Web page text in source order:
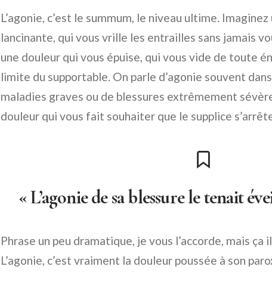
L’agonie, c’est le summum, le niveau ultime.
lancinante, qui vous vrille les entrailles sans jamais
une douleur qui vous épuise, qui vous vide de toute
limite du supportable. On parle d’agonie souvent
maladies graves ou de blessures extrêmement
douleur qui vous fait souhaiter que le supplice
« L’agonie de sa blessure le tenait
Phrase un peu dramatique, je vous l’accorde, mais ça
L’agonie, c’est vraiment la douleur poussée à son